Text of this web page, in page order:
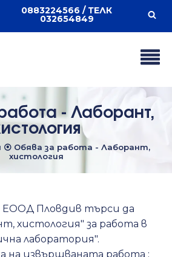
0883224566 / ТЕЛК
032654849
- Лаборант,
⦿ Обява за работа - Лаборант,
хистология
Пловдив търси да
хистология" за работа в
лаборатория".
на извършваната работа :